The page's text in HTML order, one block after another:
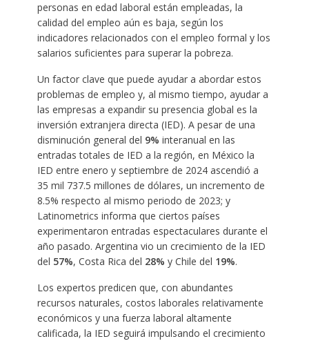
personas en edad laboral están empleadas, la
calidad del empleo aún es baja, según los
indicadores relacionados con el empleo formal y los
salarios suficientes para superar la pobreza.
Un factor clave que puede ayudar a abordar estos
problemas de empleo y, al mismo tiempo, ayudar a
las empresas a expandir su presencia global es la
inversión extranjera directa (IED). A pesar de una
disminución general del 9% interanual en las
entradas totales de IED a la región, en México la
IED entre enero y septiembre de 2024 ascendió a
35 mil 737.5 millones de dólares, un incremento de
8.5% respecto al mismo periodo de 2023; y
Latinometrics informa que ciertos países
experimentaron entradas espectaculares durante el
año pasado. Argentina vio un crecimiento de la IED
del 57%, Costa Rica del 28% y Chile del 19%.
Los expertos predicen que, con abundantes
recursos naturales, costos laborales relativamente
económicos y una fuerza laboral altamente
calificada, la IED seguirá impulsando el crecimiento